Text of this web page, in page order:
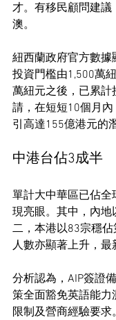
才。有移民顧問建議
澳。
紐西蘭政府官方數據
投資門檻由1,500萬
萬紐元之後，已累計
請，在短短10個月
引高達155億港元的
中港台佔3成半
單計大中華區已佔全
現亮眼。其中，內
二，本港以83宗穩
人數亦顯著上升，最
分析認為，AIP簽證
策全面豁免英語能
限制及營商經驗要